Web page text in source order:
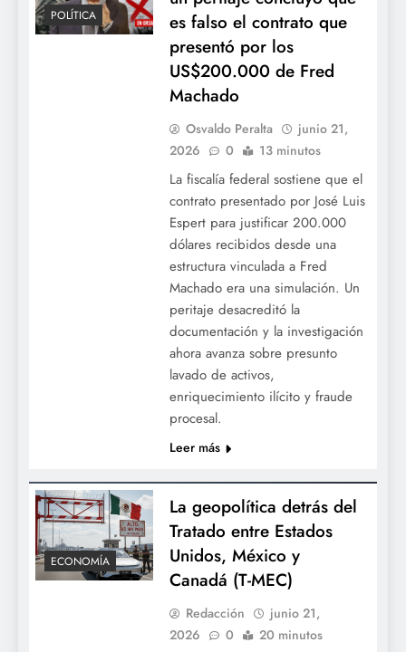
POLÍTICA
es falso el contrato que
presentó por los
US$200.000 de Fred
Machado
Osvaldo Peralta
junio 21,
2026
0 13 minutos
La fiscalía federal sostiene que el
contrato presentado por José Luis
Espert para justificar 200.000
dólares recibidos desde una
estructura vinculada a Fred
Machado era una simulación. Un
peritaje desacreditó la
documentación y la investigación
ahora avanza sobre presunto
lavado de activos,
enriquecimiento ilícito y fraude
procesal.
Leer más
ECONOMÍA
La geopolítica detrás del
Tratado entre Estados
Unidos, México y
Canadá (T-MEC)
Redacción
junio 21,
2026
0 20 minutos